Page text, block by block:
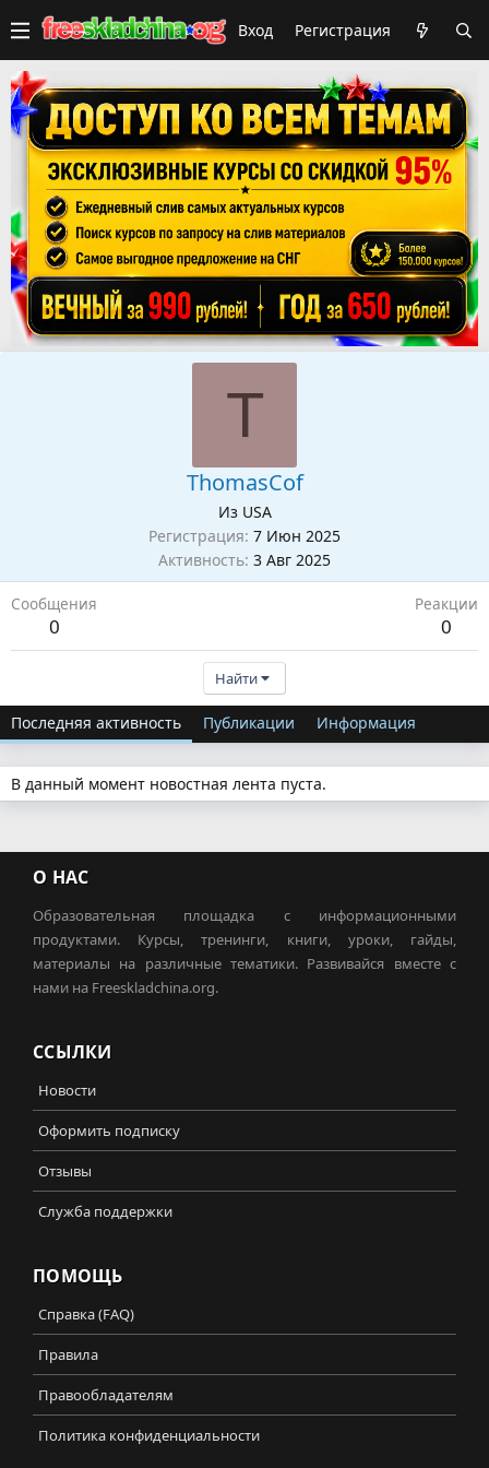
Вход Регистрация
T
ThomasCof
Из USA
Регистрация 7 Июн 2025
Активность 3 Авг 2025
Сообщения
0
Реакции
0
Найти
Последняя активность Публикации Информация
В данный момент новостная лента пуста.
О НАС
Образовательная площадка с информационными
продуктами. Курсы, тренинги, книги, уроки, гайды,
материалы на различные тематики. Развивайся вместе с
нами на Freeskladchina.org.
ССЫЛКИ
Новости
Оформить подписку
Отзывы
Служба поддержки
ПОМОЩЬ
Справка (FAQ)
Правила
Правообладателям
Политика конфиденциальности